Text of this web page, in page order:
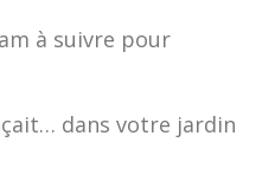
à suivre pour
dans votre jardin